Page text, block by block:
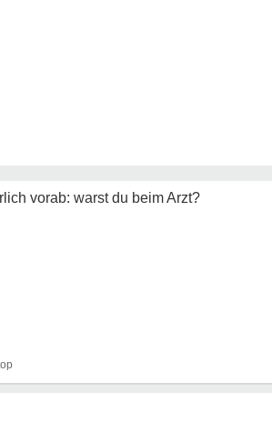
vorab: warst du beim Arzt?